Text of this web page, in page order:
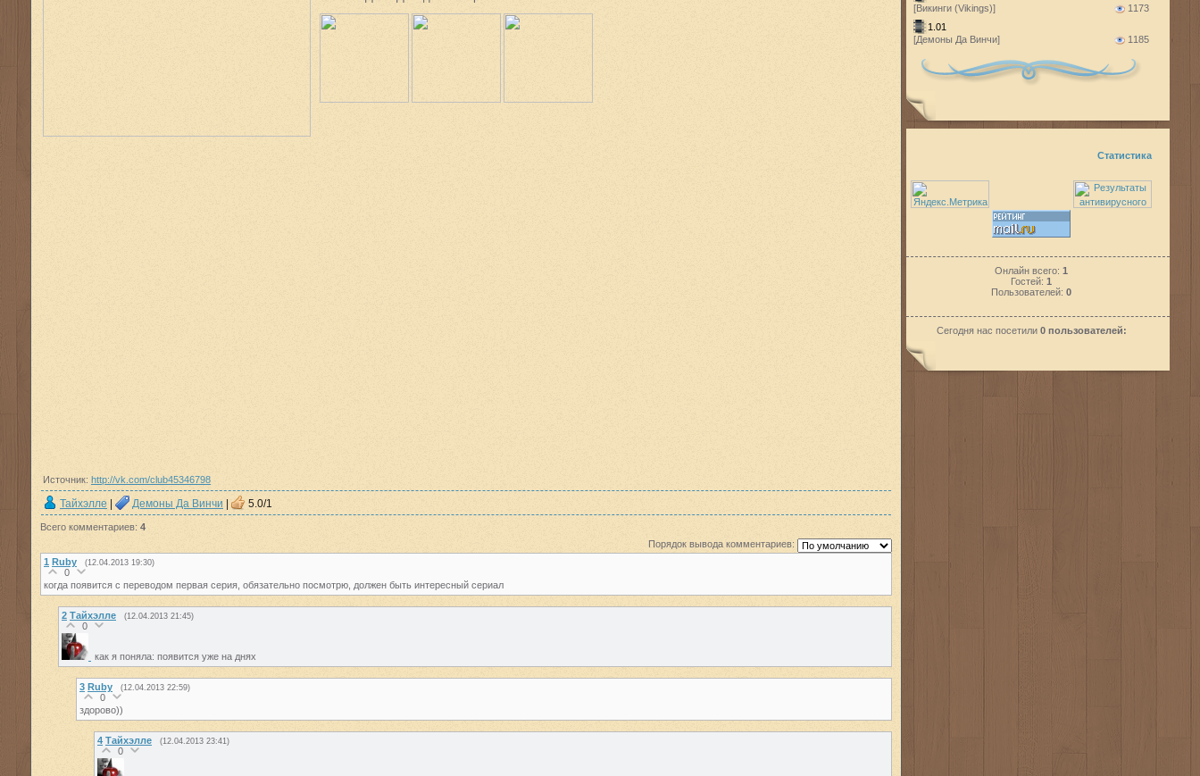
Источник: http://vk.com/club45346798
Тайхэлле | Демоны Да Винчи | 5.0/1
Всего комментариев: 4
Порядок вывода комментариев:
1 Ruby (12.04.2013 19:30)
0
когда появится с переводом первая серия, обязательно посмотрю, должен быть интересный сериал
2 Тайхэлле (12.04.2013 21:45)
0
как я поняла: появится уже на днях
3 Ruby (12.04.2013 22:59)
0
здорово))
4 Тайхэлле (12.04.2013 23:41)
0
[Викинги (Vikings)]
1173
1.01
[Демоны Да Винчи]
1185
Статистика
Онлайн всего: 1
Гостей: 1
Пользователей: 0
Сегодня нас посетили 0 пользователей: